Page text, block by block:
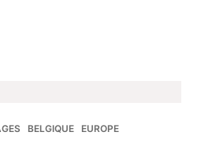
BELGIQUE EUROPE